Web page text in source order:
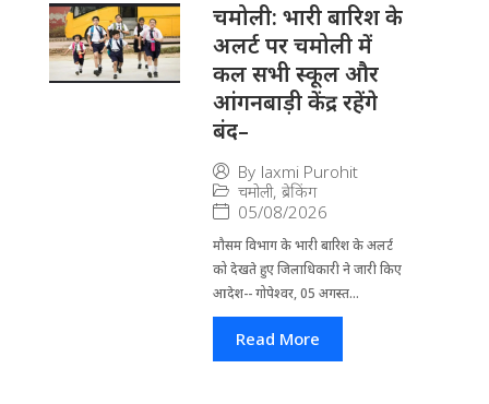
चमोली: भारी बारिश के
अलर्ट पर चमोली में
कल सभी स्कूल और
आंगनबाड़ी केंद्र रहेंगे
बंद–
By laxmi Purohit
चमोली, ब्रेकिंग
05/08/2026
मौसम विभाग के भारी बारिश के अलर्ट
को देखते हुए जिला​धिकारी ने जारी किए
आदेश-- गोपेश्वर, 05 अगस्त...
Read More